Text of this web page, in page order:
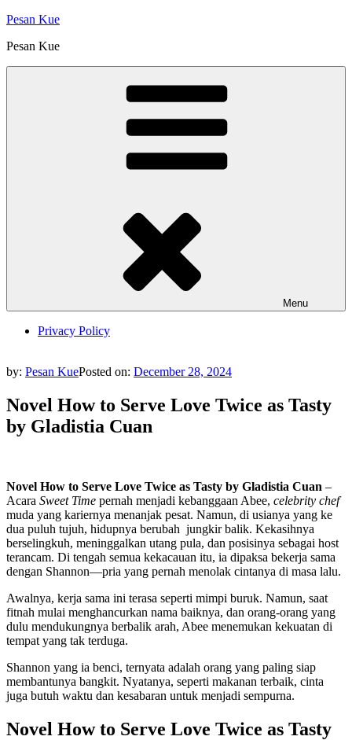
Skip
content
Pesan Kue
Pesan Kue
Menu
Privacy Policy
by: Pesan KuePosted on: December 28, 2024
Novel How to Serve Love Twice as Tasty
by Gladistia Cuan
Novel How to Serve Love Twice as Tasty by Gladistia Cuan –
Acara Sweet Time pernah menjadi kebanggaan Abee, celebrity chef
muda yang kariernya menanjak pesat. Namun, di usianya yang ke
dua puluh tujuh, hidupnya berubah jungkir balik. Kekasihnya
berselingkuh, meninggalkan utang pula, dan posisinya sebagai host
terancam. Di tengah semua kekacauan itu, ia dipaksa bekerja sama
dengan Shannon—pria yang pernah menolak cintanya di masa lalu.
Awalnya, kerja sama ini terasa seperti mimpi buruk. Namun, saat
fitnah mulai menghancurkan nama baiknya, dan orang-orang yang
dulu mendukungnya berbalik arah, Abee menemukan kekuatan di
tempat yang tak terduga.
Shannon yang ia benci, ternyata adalah orang yang paling siap
membantunya bangkit. Nyatanya, seperti makanan terbaik, cinta
juga butuh waktu dan kesabaran untuk menjadi sempurna.
Novel How to Serve Love Twice as Tasty